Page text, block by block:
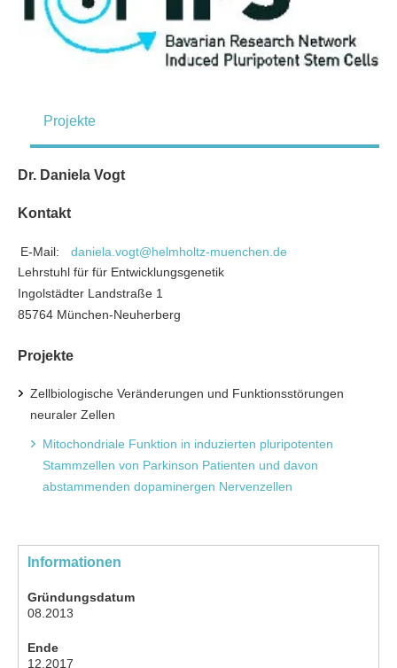
Projekte
Dr. Daniela Vogt
Kontakt
E-Mail:
daniela.vogt@helmholtz-muenchen.de
Lehrstuhl für für Entwicklungsgenetik
Ingolstädter Landstraße 1
85764 München-Neuherberg
Projekte
Zellbiologische Veränderungen und Funktionsstörungen
neuraler Zellen
Mitochondriale Funktion in induzierten pluripotenten
Stammzellen von Parkinson Patienten und davon
abstammenden dopaminergen Nervenzellen
Informationen
Gründungsdatum
08.2013
Ende
12.2017